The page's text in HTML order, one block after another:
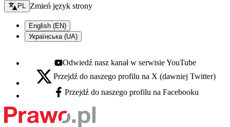
Zmień język - bieżący:
PL Zmień język strony
English (EN)
Українська (UA)
Youtube - otwiera się w nowej karcie
Odwiedź nasz kanał w serwisie YouTube
X - otwiera się w nowej karcie
Przejdź do naszego profilu na X (dawniej Twitter)
Facebook - otwiera się w nowej karcie
Przejdź do naszego profilu na Facebooku